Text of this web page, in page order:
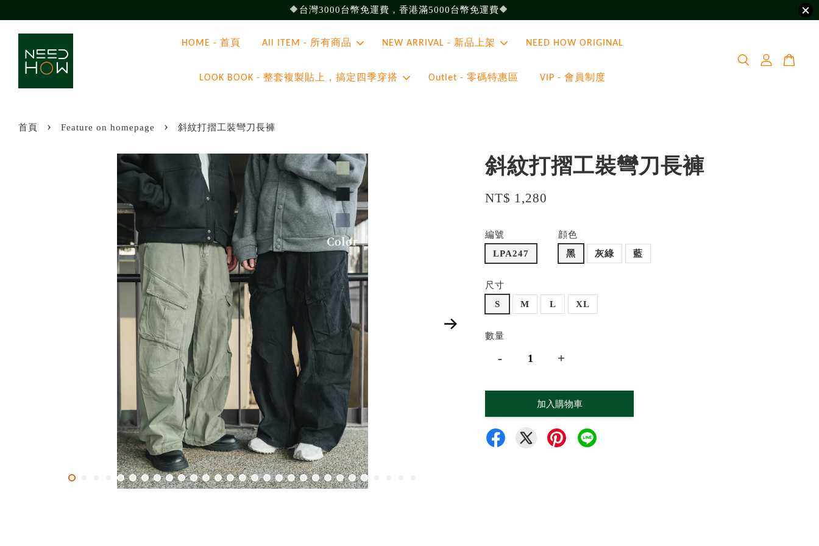
🔶台灣3000台幣免運費，香港滿5000台幣免運費🔶
HOME - 首頁 All ITEM - 所有商品 NEW ARRIVAL - 新品上架 NEED HOW ORIGINAL
LOOK BOOK - 整套複製貼上，搞定四季穿搭 Outlet - 零碼特惠區 VIP - 會員制度
首頁 › Feature on homepage › 斜紋打摺工裝彎刀長褲
斜紋打摺工裝彎刀長褲
NT$ 1,280
編號
LPA247
顔色
黑
灰綠 藍
尺寸
S
M L XL
數量
- +
加入購物車